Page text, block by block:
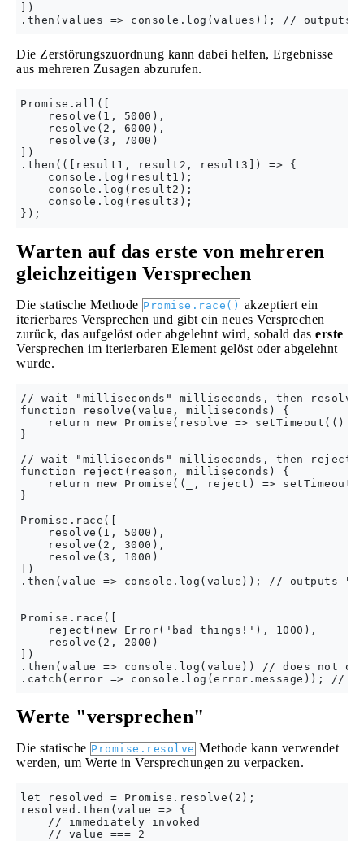
])
Die Zerstörungszuordnung kann dabei helfen, Ergebnisse
aus mehreren Zusagen abzurufen.
Promise.all([
    resolve(1, 5000),
    resolve(2, 6000),
    resolve(3, 7000)
])
.then(([result1, result2, result3]) => {
    console.log(result1);
    console.log(result2);
    console.log(result3);
Warten auf das erste von mehreren
gleichzeitigen Versprechen
Die statische Methode Promise.race() akzeptiert ein
iterierbares Versprechen und gibt ein neues Versprechen
zurück, das aufgelöst oder abgelehnt wird, sobald das erste
Versprechen im iterierbaren Element gelöst oder abgelehnt
wurde.
// wait "milliseconds" milliseconds, then resolve
function resolve(value, milliseconds) {
return new Promise(resolve => setTimeout(()
}
// wait "milliseconds" milliseconds, then reject
function reject(reason, milliseconds) {
return new Promise((_, reject) =>
}
Promise.race([
    resolve(1, 5000),
    resolve(2, 3000),
    resolve(3, 1000)
])
.then(value => console.log(value)); // outputs
Promise.race([
    reject(new Error('bad things!'), 1000),
    resolve(2, 2000)
])
.then(value => console.log(value)) // does not
Werte "versprechen"
Die statische Promise.resolve Methode kann verwendet
werden, um Werte in Versprechungen zu verpacken.
let resolved = Promise.resolve(2);
resolved.then(value => {
    // immediately invoked
    // value === 2